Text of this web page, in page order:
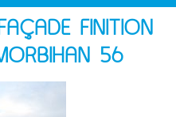
FINITION
56